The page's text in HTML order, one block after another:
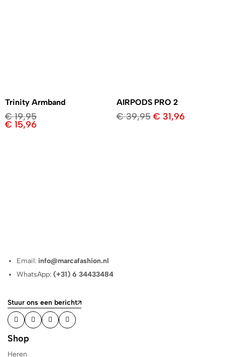
Trinity Armband
€19,95
€ 15,96
AIRPODS PRO 2
€39,95 € 31,96
Email: info@marcafashion.nl
WhatsApp:(+31) 6 34433484
Stuur ons een bericht
Shop
Heren